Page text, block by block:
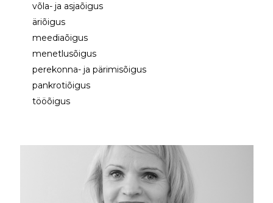
võla- ja asjaõigus
äriõigus
meediaõigus
menetlusõigus
perekonna- ja pärimisõigus
pankrotiõigus
tööõigus